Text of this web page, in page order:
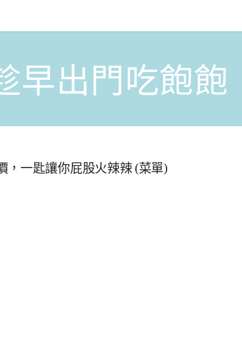
早出門吃飽飽
，一匙讓你屁股火辣辣 (菜單)